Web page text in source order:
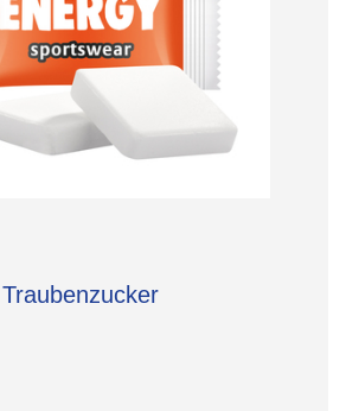
Traubenzucker